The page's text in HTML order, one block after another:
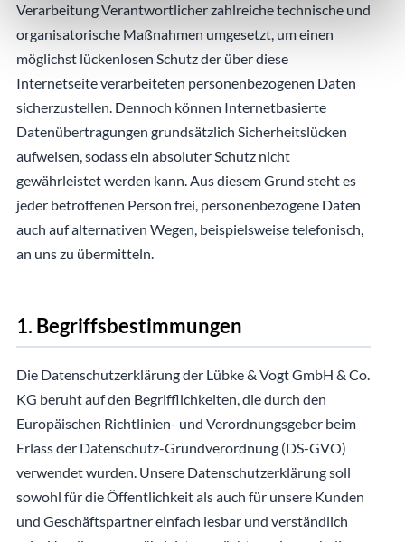
Verarbeitung Verantwortlicher zahlreiche technische und
organisatorische Maßnahmen umgesetzt, um einen
möglichst lückenlosen Schutz der über diese
Internetseite verarbeiteten personenbezogenen Daten
sicherzustellen. Dennoch können Internetbasierte
Datenübertragungen grundsätzlich Sicherheitslücken
aufweisen, sodass ein absoluter Schutz nicht
gewährleistet werden kann. Aus diesem Grund steht es
jeder betroffenen Person frei, personenbezogene Daten
auch auf alternativen Wegen, beispielsweise telefonisch,
an uns zu übermitteln.
1. Begriffsbestimmungen
Die Datenschutzerklärung der Lübke & Vogt GmbH & Co.
KG beruht auf den Begrifflichkeiten, die durch den
Europäischen Richtlinien- und Verordnungsgeber beim
Erlass der Datenschutz-Grundverordnung (DS-GVO)
verwendet wurden. Unsere Datenschutzerklärung soll
sowohl für die Öffentlichkeit als auch für unsere Kunden
und Geschäftspartner einfach lesbar und verständlich